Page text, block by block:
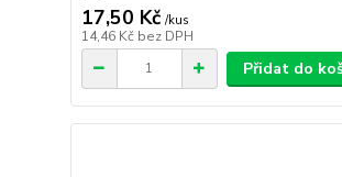
17,50 Kč /kus
14,46 Kč bez DPH
Přidat do